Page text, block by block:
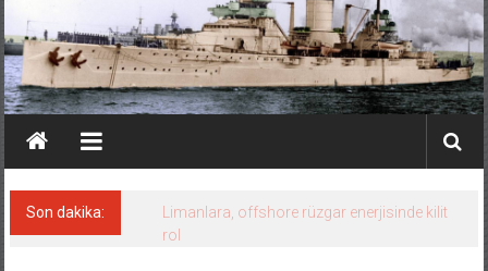
Son dakika:
Limanlara, offshore rüzgar enerjisinde kilit
rol